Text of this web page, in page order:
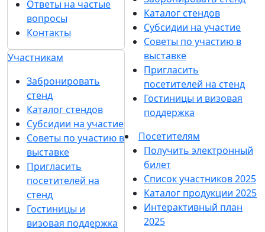
Ответы на частые
вопросы
Контакты
Участникам
Забронировать
стенд
Каталог стендов
Субсидии на участие
Советы по участию в
выставке
Пригласить
посетителей на
стенд
Гостиницы и
визовая поддержка
Каталог стендов
Субсидии на участие
Советы по участию в
выставке
Пригласить
посетителей на стенд
Гостиницы и визовая
поддержка
Посетителям
Получить электронный
билет
Список участников 2025
Каталог продукции 2025
Интерактивный план
2025